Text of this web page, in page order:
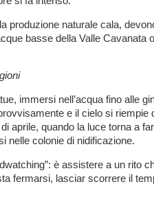
produzione naturale cala,
basse della Valle Cavanata
immersi nell’acqua fino alle
e il cielo si riempie
aprile, quando la luce torna a
nelle colonie di nidificazione.
è assistere a un rito
fermarsi, lasciar scorrere il